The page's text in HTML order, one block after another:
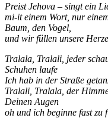
Preist Jehova – singt ein
mi-it einem Wort, nur
Baum, den Vogel,
und wir füllen unsere
Tralala, Tralali, jeder
Schuhen laufe
Ich hab in der Straße
Tralali, Tralala, der
Deinen Augen
oh und ich beginne fast zu